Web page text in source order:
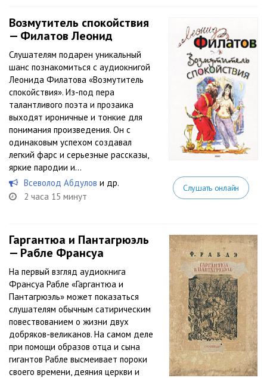
Возмутитель спокойствия
— Филатов Леонид
Слушателям подарен уникальный
шанс познакомиться с аудиокнигой
Леонида Филатова «Возмутитель
спокойствия». Из-под пера
талантливого поэта и прозаика
выходят ироничные и тонкие для
понимания произведения. Он с
одинаковым успехом создавал
легкий фарс и серьезные рассказы,
яркие пародии и...
Всеволод Абдулов и др.
2 часа 15 минут
Слушать онлайн
Гаргантюа и Пантагрюэль
— Рабле Франсуа
На первый взгляд аудиокнига
Франсуа Рабле «Гаргантюа и
Пантагрюэль» может показаться
слушателям обычным сатирическим
повествованием о жизни двух
добряков-великанов. На самом деле
при помощи образов отца и сына
гигантов Рабле высмеивает пороки
своего времени, деяния церкви и